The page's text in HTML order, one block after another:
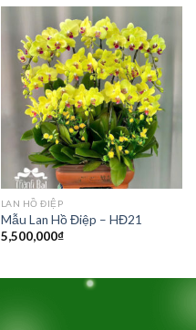
LAN HỒ ĐIỆP
Mẫu Lan Hồ Điệp – HĐ21
5,500,000₫